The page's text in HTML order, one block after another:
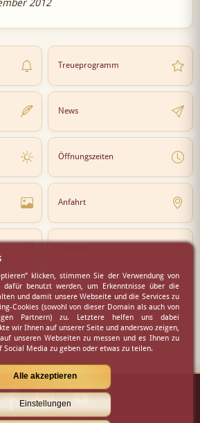
2012
Treueprogramm
News
Öffnungszeiten
Anfahrt
Partner
Presse
klicken, stimmen Sie der Verwendung von
dafür benutzt werden, um Erkenntnisse über die
und damit unsere Webseite und die Services zu
Cookies (sowohl von dieser Domain als auch von
Partnern) zu. Letztere helfen uns dabei
wir Ihnen auf unserer Seite und anderswo zeigen,
unseren Webseiten zu messen und es Ihnen zu
Social Media zu geben oder etwas zu teilen.
Alle akzeptieren
Einstellungen